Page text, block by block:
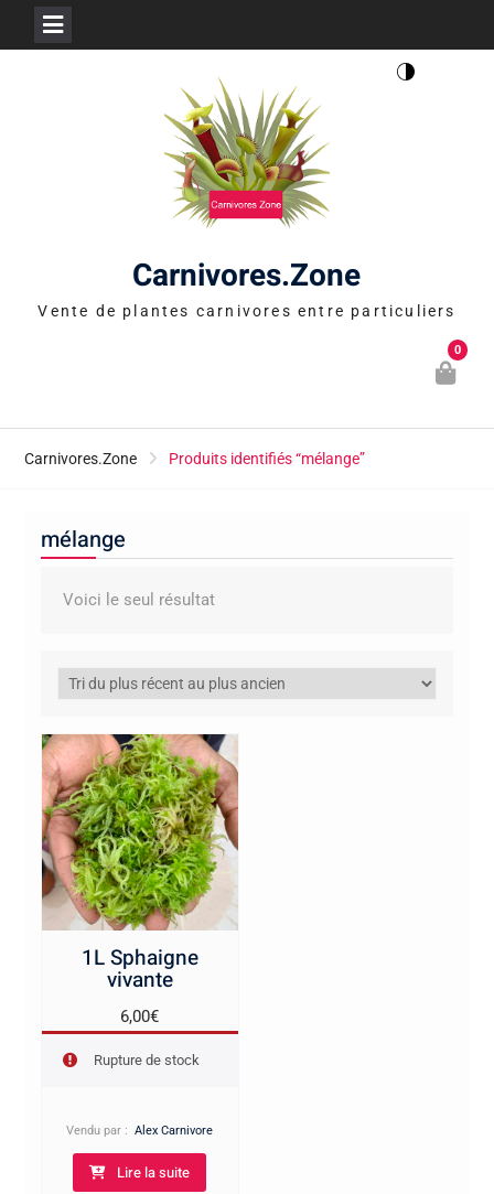
Carnivores.Zone
Vente de plantes carnivores entre particuliers
0
Carnivores.Zone Produits identifiés “mélange”
mélange
Voici le seul résultat
1L Sphaigne
vivante
6,00€
Rupture de stock
Vendu par :Alex Carnivore
Lire la suite